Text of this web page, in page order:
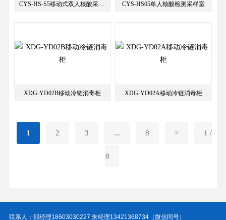
CYS-HS-S5移动式双人核酸采样站 CYS-HS05单人核酸检测采样室
XDG-YD02B移动冷链消毒柜 XDG-YD02A移动冷链消毒柜
1 2 3 ... 8 > 1 /
8
联系人：邵经理18603030227 朱经理13421368734（微信同号）